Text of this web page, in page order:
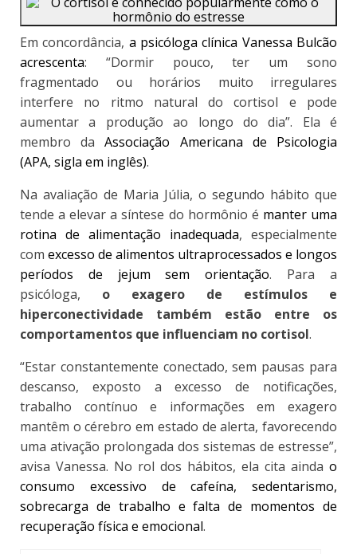
Em concordância, a psicóloga clínica Vanessa Bulcão
acrescenta: “Dormir pouco, ter um sono
fragmentado ou horários muito irregulares
interfere no ritmo natural do cortisol e pode
aumentar a produção ao longo do dia”. Ela é
membro daAssociação Americana de Psicologia
(APA, sigla em inglês).
Na avaliação de Maria Júlia, o segundo hábito que
tende a elevar a síntese do hormônio é manter uma
rotina de alimentação inadequada, especialmente
com excesso de alimentos ultraprocessados e longos
períodos de jejum sem orientação. Para a
psicóloga, o exagero de estímulos e
hiperconectividade também estão entre os
comportamentos que influenciam no cortisol.
“Estar constantemente conectado, sem pausas para
descanso, exposto a excesso de notificações,
trabalho contínuo e informações em exagero
mantêm o cérebro em estado de alerta, favorecendo
uma ativação prolongada dos sistemas de estresse”,
avisa Vanessa. No rol dos hábitos, ela cita ainda o
consumo excessivo de cafeína, sedentarismo,
sobrecarga de trabalho e falta de momentos de
recuperação física e emocional.